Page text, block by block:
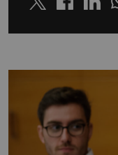
Twitter